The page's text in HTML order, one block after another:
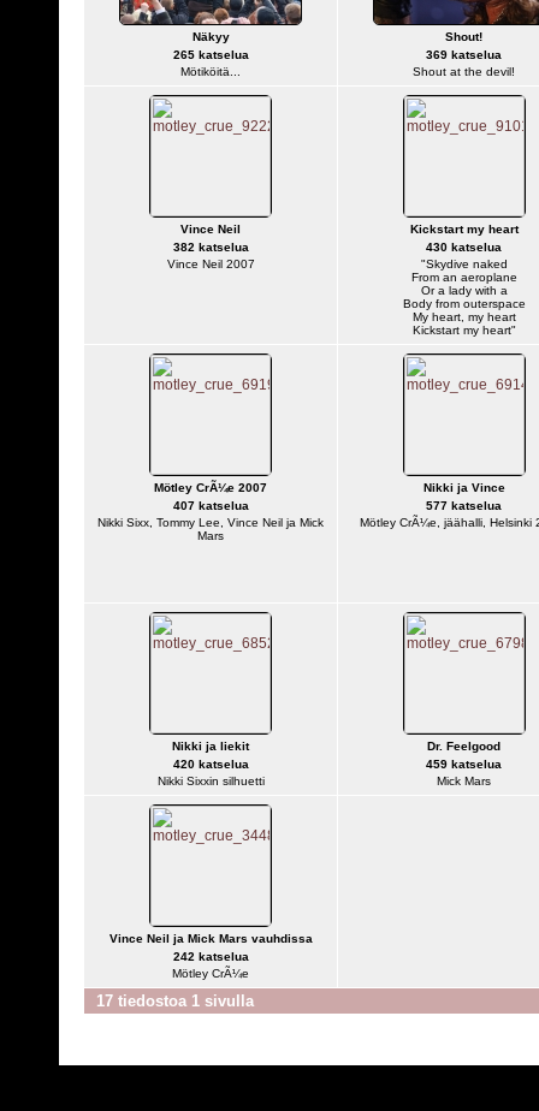
Näkyy
265 katselua
Mötiköitä...
Shout!
369 katselua
Shout at the devil!
Vince Neil
382 katselua
Vince Neil 2007
Kickstart my heart
430 katselua
"Skydive naked
From an aeroplane
Or a lady with a
Body from outerspace
My heart, my heart
Kickstart my heart"
Mötley CrÃ¼e 2007
407 katselua
Nikki Sixx, Tommy Lee, Vince Neil ja Mick
Mars
Nikki ja Vince
577 katselua
Mötley CrÃ¼e, jäähalli, Helsinki
Nikki ja liekit
420 katselua
Nikki Sixxin silhuetti
Dr. Feelgood
459 katselua
Mick Mars
Vince Neil ja Mick Mars vauhdissa
242 katselua
Mötley CrÃ¼e
17 tiedostoa 1 sivulla